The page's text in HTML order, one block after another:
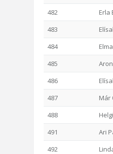
482
Erla
483
484
485
486
487
Már
488
491
Ari
492